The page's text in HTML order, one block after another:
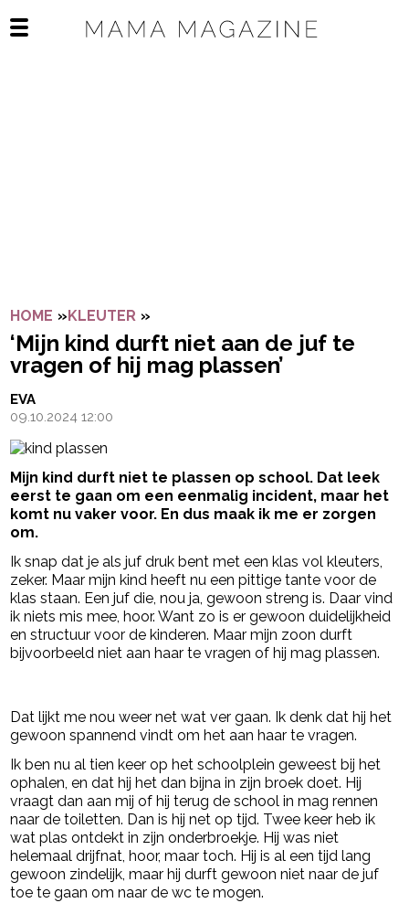
Open het mobiele menu
HOME »KLEUTER »
‘Mijn kind durft niet aan de juf te
vragen of hij mag plassen’
EVA
09.10.2024 12:00
Mijn kind durft niet te plassen op school. Dat leek
eerst te gaan om een eenmalig incident, maar het
komt nu vaker voor. En dus maak ik me er zorgen
om.
Ik snap dat je als juf druk bent met een klas vol kleuters,
zeker. Maar mijn kind heeft nu een pittige tante voor de
klas staan. Een juf die, nou ja, gewoon streng is. Daar vind
ik niets mis mee, hoor. Want zo is er gewoon duidelijkheid
en structuur voor de kinderen. Maar mijn zoon durft
bijvoorbeeld niet aan haar te vragen of hij mag plassen.
Dat lijkt me nou weer net wat ver gaan. Ik denk dat hij het
gewoon spannend vindt om het aan haar te vragen.
Ik ben nu al tien keer op het schoolplein geweest bij het
ophalen, en dat hij het dan bijna in zijn broek doet. Hij
vraagt dan aan mij of hij terug de school in mag rennen
naar de toiletten. Dan is hij net op tijd. Twee keer heb ik
wat plas ontdekt in zijn onderbroekje. Hij was niet
helemaal drijfnat, hoor, maar toch. Hij is al een tijd lang
gewoon zindelijk, maar hij durft gewoon niet naar de juf
toe te gaan om naar de wc te mogen.